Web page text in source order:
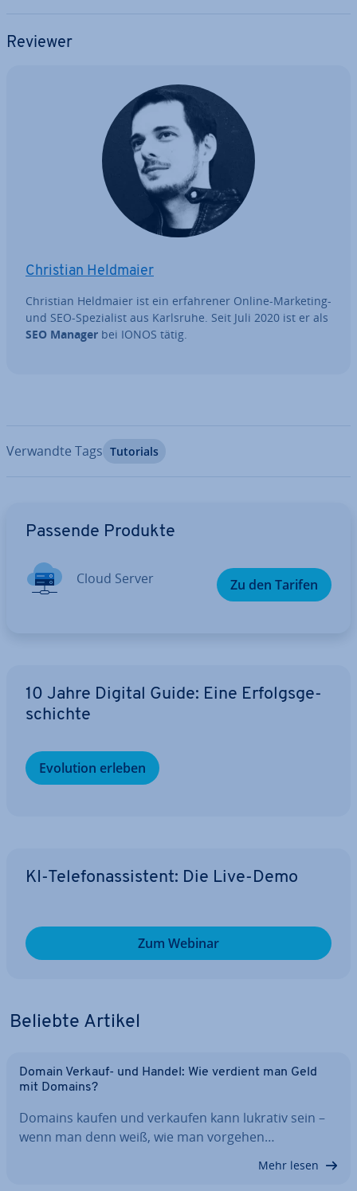
Reviewer
Christian Heldmaier
Christian Heldmaier ist ein er­fah­re­ner Online-Marketing-
und SEO-Spe­zia­list aus Karlsruhe. Seit Juli 2020 ist er als
SEO Manager bei IONOS tätig.
Verwandte Tags Tutorials
Passende Produkte
Cloud Server Zu den Tarifen
10 Jahre Digital Guide: Eine Er­folgs­ge­
schich­te
Evolution erleben
KI-Te­le­fon­as­sis­tent: Die Live-Demo
Zum Webinar
Beliebte Artikel
Domain Verkauf- und Handel: Wie verdient man Geld
mit Domains?
Domains kaufen und verkaufen kann lukrativ sein –
wenn man denn weiß, wie man vorgehen…
Mehr lesen